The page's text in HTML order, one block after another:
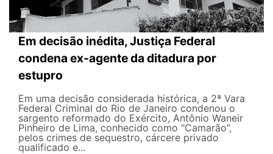
Em decisão inédita, Justiça Federal
condena ex-agente da ditadura por
estupro
Em uma decisão considerada histórica, a 2ª Vara
Federal Criminal do Rio de Janeiro condenou o
sargento reformado do Exército, Antônio Waneir
Pinheiro de Lima, conhecido como "Camarão”,
pelos crimes de sequestro, cárcere privado
qualificado e...